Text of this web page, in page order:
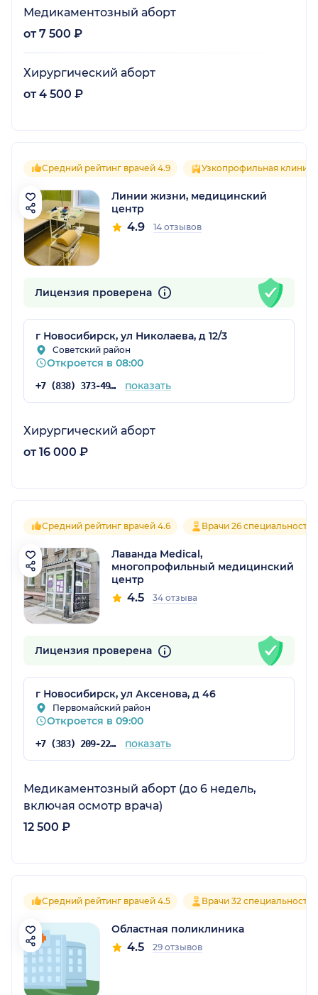
Медикаментозный аборт
от 7 500 ₽
Хирургический аборт
от 4 500 ₽
Средний рейтинг врачей 4.9 Узкопрофильная клиника
Линии жизни, медицинский
центр
4.9 14 отзывов
Лицензия проверена
г Новосибирск, ул Николаева, д 12/3
Советский район
Откроется в 08:00
+7 (838) 373-49-03 показать
Хирургический аборт
от 16 000 ₽
Средний рейтинг врачей 4.6 Врачи 26 специальностей
Лаванда Medical,
многопрофильный медицинский
центр
4.5 34 отзыва
Лицензия проверена
г Новосибирск, ул Аксенова, д 46
Первомайский район
Откроется в 09:00
+7 (383) 209-22-66 показать
Медикаментозный аборт (до 6 недель,
включая осмотр врача)
12 500 ₽
Средний рейтинг врачей 4.5 Врачи 32 специальностей
Областная поликлиника
4.5 29 отзывов